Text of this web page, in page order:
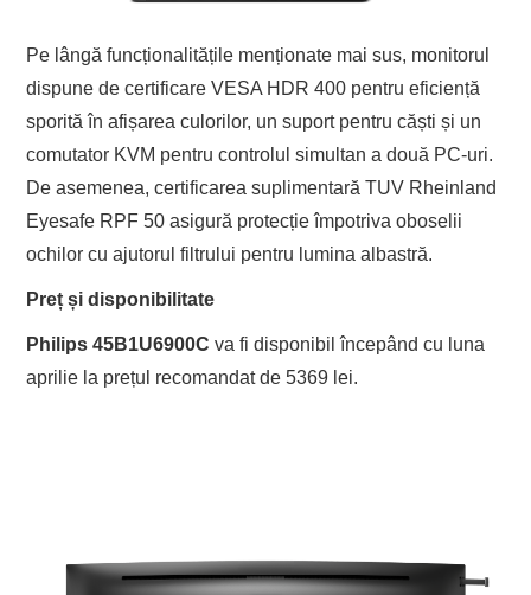
Pe lângă funcționalitățile menționate mai sus, monitorul
dispune de certificare VESA HDR 400 pentru eficiență
sporită în afișarea culorilor, un suport pentru căști și un
comutator KVM pentru controlul simultan a două PC-uri.
De asemenea, certificarea suplimentară TUV Rheinland
Eyesafe RPF 50 asigură protecție împotriva oboselii
ochilor cu ajutorul filtrului pentru lumina albastră.
Preț și disponibilitate
Philips 45B1U6900Cva fi disponibil începând cu luna
aprilie la prețul recomandat de 5369 lei.